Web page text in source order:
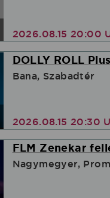
2026.08.15 20:00
DOLLY ROLL
Bana, Szabadtér
2026.08.15 20:30
FLM Zenekar
Nagymegyer,